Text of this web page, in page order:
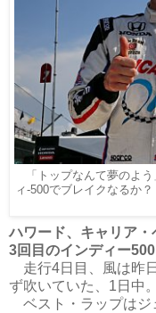
「トップなんて夢のよ
ィ-500でブレイクなるか
ハワード、キャリア
3回目のインディー500
走行4日目、風は昨
ず吹いていた、1日中。
ベスト・ラップはジ